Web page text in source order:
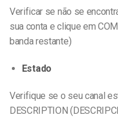
Verificar se não se
sua conta e clique em
banda restante)
Estado
Verifique se o seu canal
DESCRIPTION